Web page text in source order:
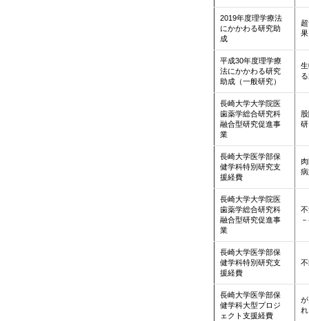
2019年度理学療法
にかかわる研究助
成
平成30年度理学療
法にかかわる研究
助成（一般研究）
長崎大学大学院医
歯薬学総合研究科
融合型研究促進事
業
長崎大学医学部保
健学科特別研究支
援経費
長崎大学大学院医
歯薬学総合研究科
融合型研究促進事
業
長崎大学医学部保
健学科特別研究支
援経費
長崎大学医学部保
健学科大型プロジ
ェクト支援経費